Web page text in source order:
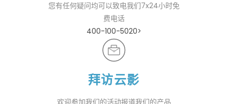
您有任何疑问均可以致电我们7x24小时免
费电话
400-100-5020>
拜访云影
欢迎参加我们的活动报道我们的产品